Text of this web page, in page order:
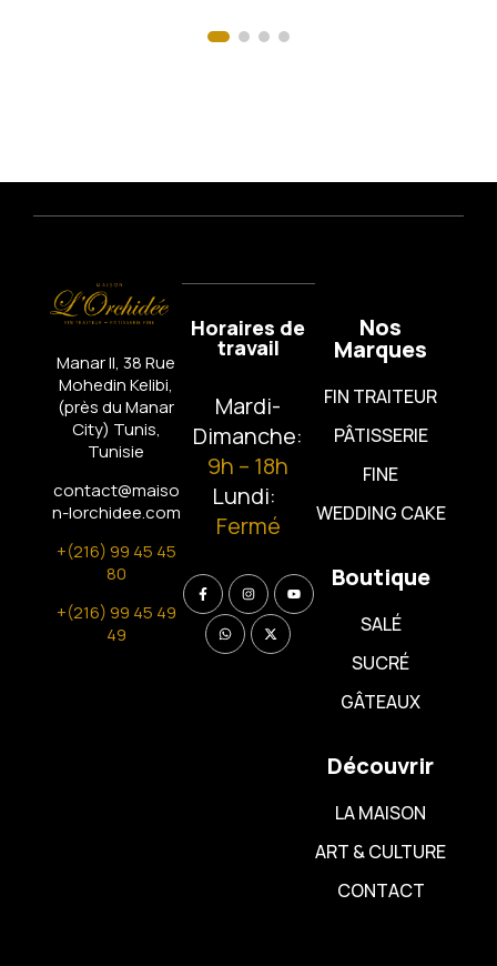
Manar II, 38 Rue
Mohedin Kelibi,
(près du Manar
City) Tunis,
Tunisie
contact@maiso
n-lorchidee.com
+(216) 99 45 45
80
+(216) 99 45 49
49
Nos
Marques
FIN TRAITEUR
PÂTISSERIE
FINE
WEDDING CAKE
Boutique
SALÉ
SUCRÉ
GÂTEAUX
Découvrir
LA MAISON
ART & CULTURE
CONTACT
Horaires de
travail
Mardi-
Dimanche:
9h – 18h
Lundi:
Fermé